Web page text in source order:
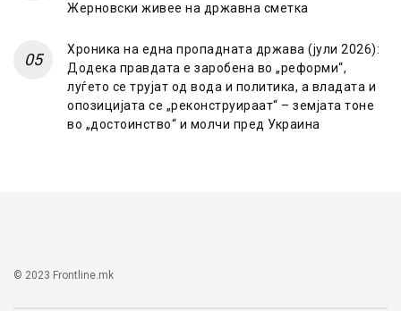
Жерновски живее на државна сметка
Хроника на една пропадната држава (јули 2026):
Додека правдата е заробена во „реформи“,
луѓето се трујат од вода и политика, а владата и
опозицијата се „реконструираат“ – земјата тоне
во „достоинство“ и молчи пред Украина
© 2023 Frontline.mk